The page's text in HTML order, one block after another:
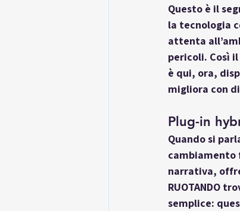
Questo è il
la tecnologia
attenta
pericoli. Così
è qui, ora,
migliora con
Plug-in
Quando si
cambiamento
narrativa,
RUOTANDO
semplice: